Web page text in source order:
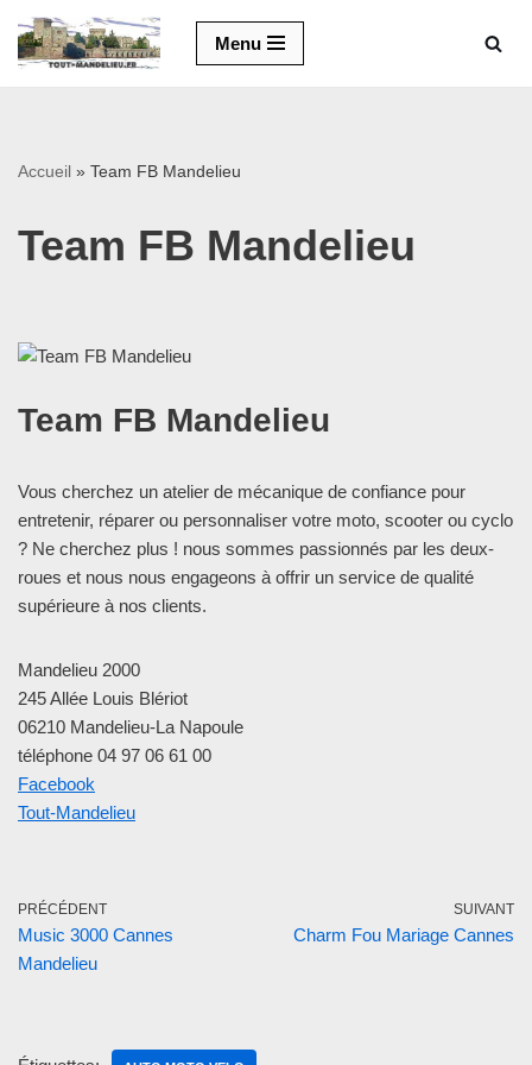
Aller
Menu
Accueil » Team FB Mandelieu
Team FB Mandelieu
Team FB Mandelieu
Vous cherchez un atelier de mécanique de confiance pour
entretenir, réparer ou personnaliser votre moto, scooter ou cyclo
? Ne cherchez plus ! nous sommes passionnés par les deux-
roues et nous nous engageons à offrir un service de qualité
supérieure à nos clients.
Mandelieu 2000
245 Allée Louis Blériot
06210 Mandelieu-La Napoule
téléphone 04 97 06 61 00
Facebook
Tout-Mandelieu
PRÉCÉDENT
Music 3000 Cannes
Mandelieu
SUIVANT
Charm Fou Mariage Cannes